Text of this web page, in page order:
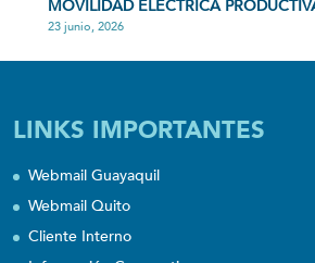
MOVILIDAD ELÉCTRICA
23 junio, 2026
LINKS IMPORTANTES
Webmail Guayaquil
Webmail Quito
Cliente Interno